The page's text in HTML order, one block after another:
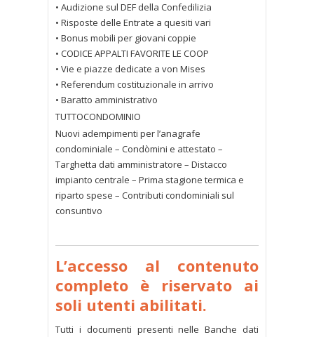
• Audizione sul DEF della Confedilizia
• Risposte delle Entrate a quesiti vari
• Bonus mobili per giovani coppie
• CODICE APPALTI FAVORITE LE COOP
• Vie e piazze dedicate a von Mises
• Referendum costituzionale in arrivo
• Baratto amministrativo
TUTTOCONDOMINIO
Nuovi adempimenti per l’anagrafe
condominiale – Condòmini e attestato –
Targhetta dati amministratore – Distacco
impianto centrale – Prima stagione termica e
riparto spese – Contributi condominiali sul
consuntivo
L’accesso al contenuto
completo è riservato ai
soli utenti abilitati.
Tutti i documenti presenti nelle Banche dati